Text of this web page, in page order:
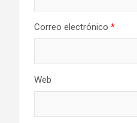
Correo electrónico *
Web